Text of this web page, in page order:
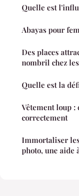
Quelle est
Abayas pour
Des places
nombril chez
Quelle est la
Vêtement loup
correctement
Immortaliser
photo, une aide